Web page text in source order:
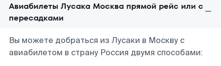
Авиабилеты Лусака Москва прямой рейс или с
пересадками
Вы можете добраться из Лусаки в Москву с
авиабилетом в страну Россия двумя способами: